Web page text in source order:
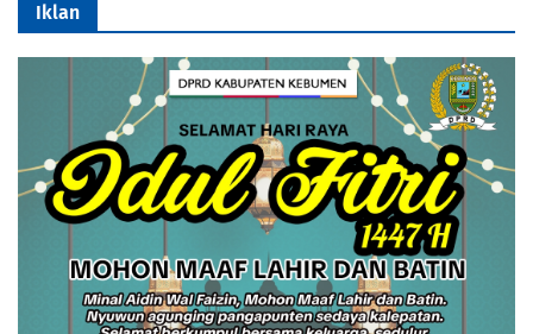
Iklan